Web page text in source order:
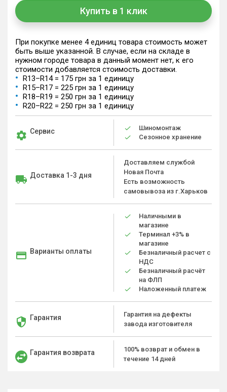
Купить в 1 клик
При покупке менее 4 единиц товара стоимость может
быть выше указанной. В случае, если на складе в
нужном городе товара в данный момент нет, к его
стоимости добавляется стоимость доставки.
R13–R14 = 175 грн за 1 единицу
R15–R17 = 225 грн за 1 единицу
R18–R19 = 250 грн за 1 единицу
R20–R22 = 250 грн за 1 единицу
Сервис
Шиномонтаж
Сезонное хранение
Доставка 1-3 дня
Доставляем службой
Новая Почта
Есть возможность
самовывоза из г.Харьков
Варианты оплаты
Наличными в
магазине
Терминал +3% в
магазине
Безналичный расчет с
НДС
Безналичный расчёт
на ФЛП
Наложенный платеж
Гарантия
Гарантия на дефекты
завода изготовителя
Гарантия возврата
100% возврат и обмен в
течение 14 дней